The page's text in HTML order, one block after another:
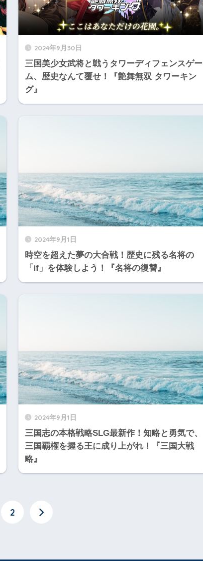
2024年9月30日
三国美少女武将と戦うタワーディフェンスゲー
ム、歴史なんて覆せ！『艶舞無双 タワーキン
グ』
2024年9月1日
時空を超えた夢の大合戦！歴史に残る名将の
「if」を体験しよう！『名将の復讐』
2024年9月1日
三国志の本格戦略SLG最新作！知略と勇気で、
三国覇権を握る王に成り上がれ！『三国大戦
略』
2